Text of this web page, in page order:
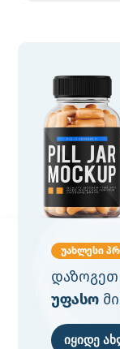
უახლესი
დაზოგეთ
უფასო
იყიდე